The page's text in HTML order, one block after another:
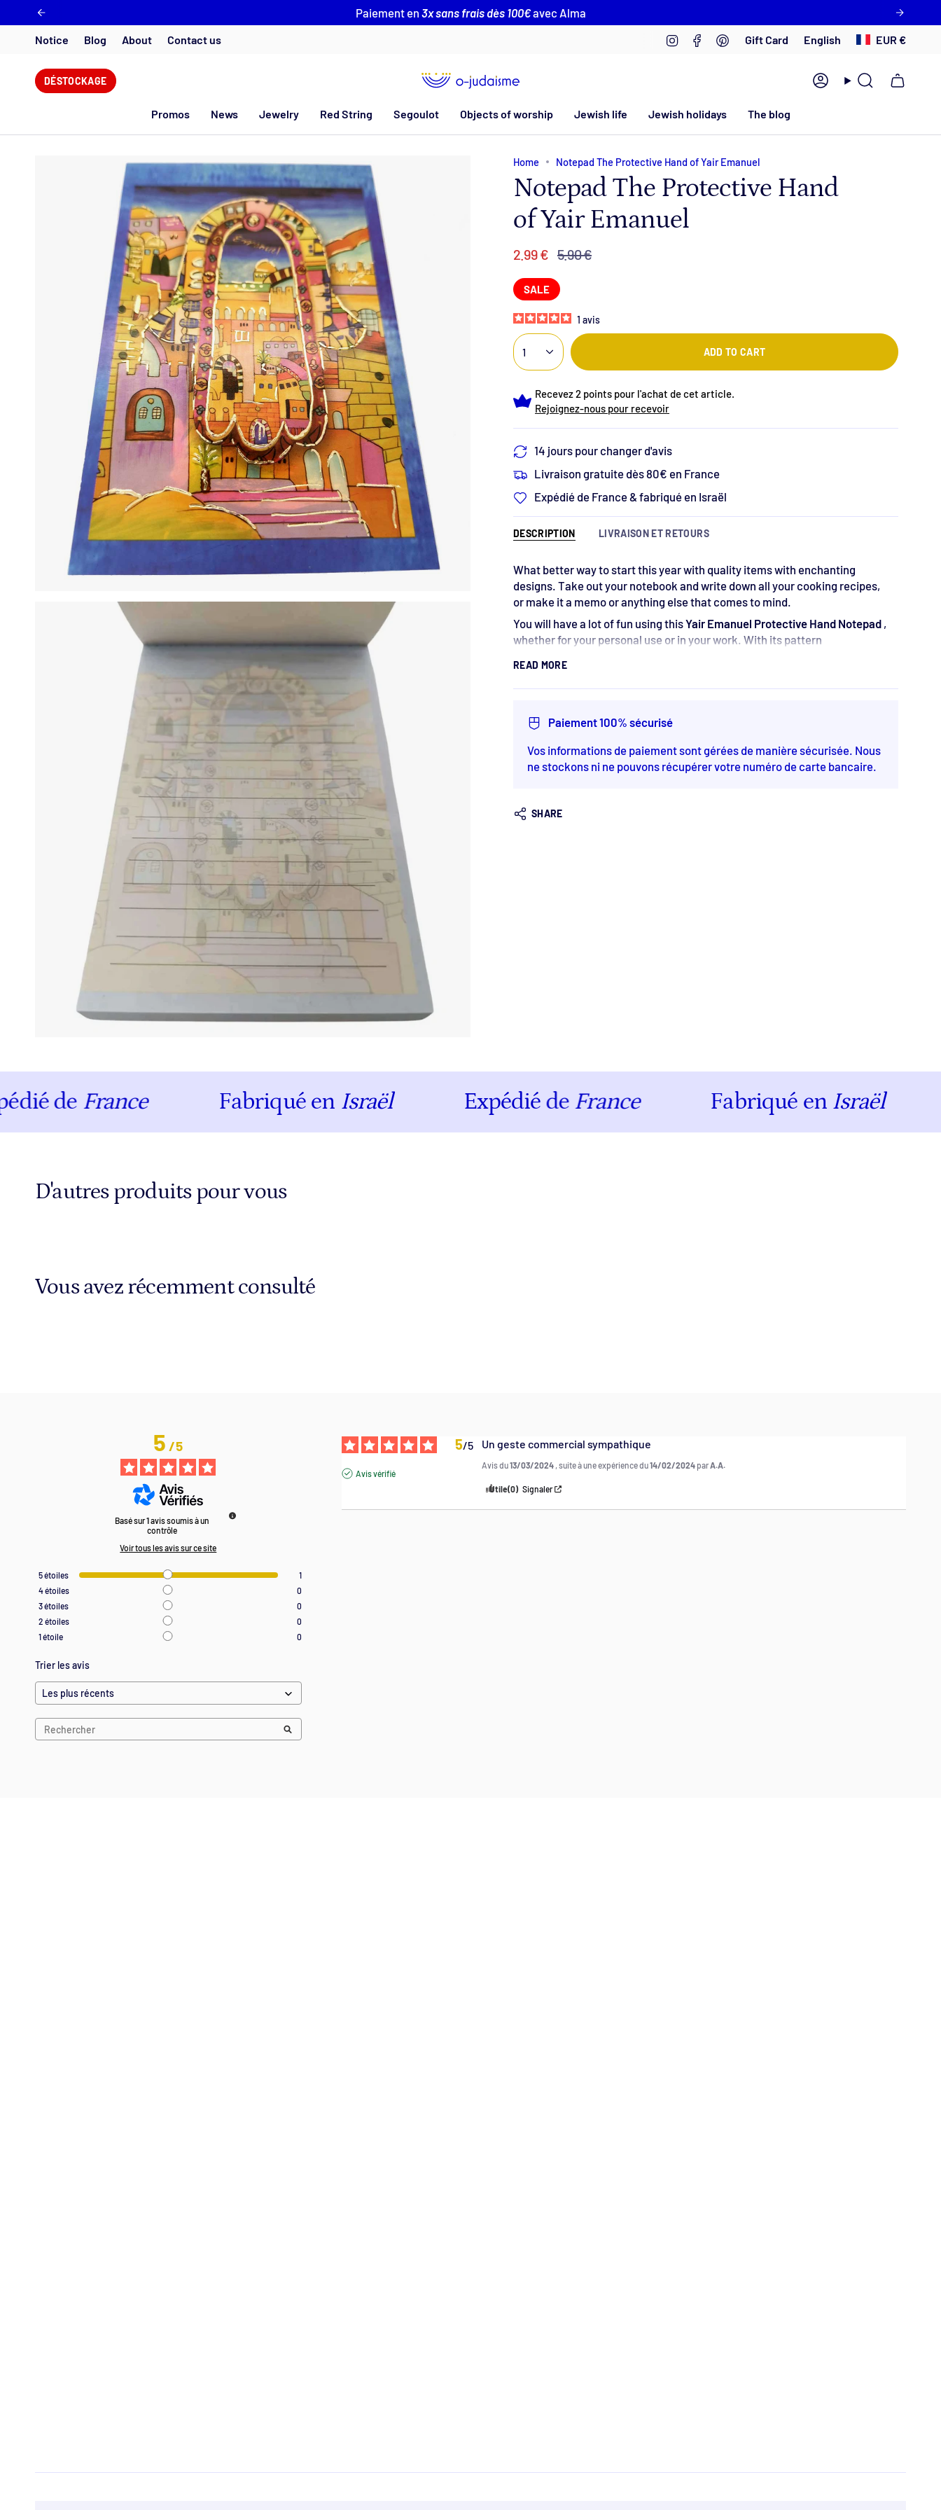
content
Paiement en 3x sans frais dès 100€avec Alma
Notice Blog About Contact us InstagramFacebookPinterest
Gift Card Language
English Currency EUR €
DÉSTOCKAGE AccountSearch
Promos News Jewelry Red String Segoulot Objects of worship Jewish life Jewish holidays The blog
Home Notepad The Protective Hand of Yair Emanuel
Notepad The Protective Hand
of Yair Emanuel
2.99 € Regular
5.90 €
SALE
1 avis
1 ADD TO CART
Recevez 2 points pour l'achat de cet article.
Rejoignez-nous pour recevoir
14 jours pour changer d'avis
Livraison gratuite dès 80€ en France
Expédié de France & fabriqué en Israël
DESCRIPTION LIVRAISON ET RETOURS
What better way to start this year with quality items with enchanting
designs. Take out your notebook and write down all your cooking recipes,
or make it a memo or anything else that comes to mind.
You will have a lot of fun using thisYair Emanuel Protective Hand Notepad ,
whether for your personal use or in your work. With its pattern
have a lot of fun using it.
Artist Yair Emanuel, a graduate of the Bézalel Academy of Art and Design,
Born in Kibbutz Sha'alavim, he grew up in Jerusalem in an Orthodox family
Vibrant, harmonious colors, as well as a mix of modern and ancient, also
characterize Emanuel's work, produced in his personal craft and design
embroidery, wild silk appliqué, and painting on wood.
Designed by Yair Emanuel
READ MORE
Paiement 100% sécurisé
Vos informations de paiement sont gérées de manière sécurisée. Nous
ne stockons ni ne pouvons récupérer votre numéro de carte bancaire.
SHARE
deFrance Fabriqué enIsraël Expédié deFrance Fabriqué enIsraël
D'autres produits pour vous
Vous avez récemment consulté
5/5
Basé sur1avis soumis à un
contrôle
Voir tous les avis sur ce site
5étoiles
1
4étoiles
0
3étoiles
0
2 étoiles
0
1étoile 0
Trier les avis
5/5
Avis vérifié
Un geste commercial sympathique
Avis du13/03/2024 , suite à une expérience du14/02/2024 parA.A.
Utile(0) Signaler